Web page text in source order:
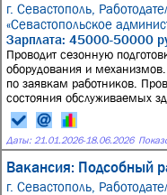
г. Севастополь,
«Севастопольское
Зарплата: 45000-50000
Проводит сезонную
оборудования и
по заявкам работников.
состояния обслуживаемых
Даты: 21.01.2026-18.06.2026
Вакансия: Подсобный
г. Севастополь,